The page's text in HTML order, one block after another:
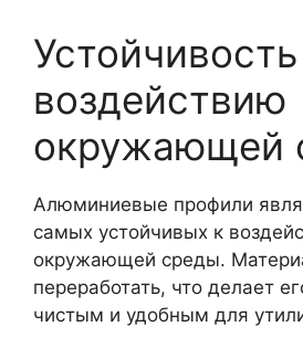
воздействию
окружающей
Алюминиевые профили
самых устойчивых к
окружающей среды.
переработать, что делает
чистым и удобным для